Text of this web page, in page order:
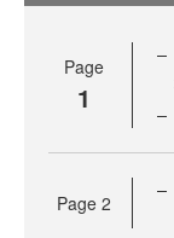
Page
1
Page 2